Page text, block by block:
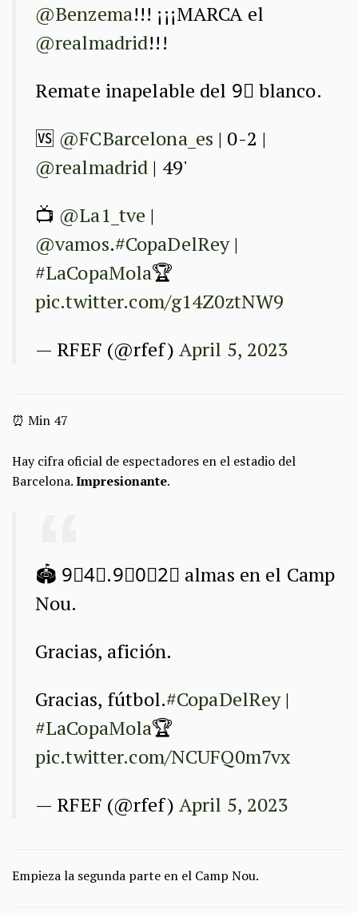
@Benzema!!! ¡¡¡MARCA el
@realmadrid!!!
Remate inapelable del 9⃣ blanco.
🆚 @FCBarcelona_es | 0-2 |
@realmadrid | 49'
📺 @La1_tve |
@vamos.#CopaDelRey|
#LaCopaMola🏆
pic.twitter.com/g14Z0ztNW9
— RFEF (@rfef) April 5, 2023
⏰ Min 47
Hay cifra oficial de espectadores en el estadio del
Barcelona.Impresionante.
🏟️ 9⃣4⃣.9⃣0⃣2⃣ almas en el Camp
Nou.
Gracias, afición.
Gracias, fútbol.#CopaDelRey|
#LaCopaMola🏆
pic.twitter.com/NCUFQ0m7vx
— RFEF (@rfef) April 5, 2023
Empieza la segunda parte en el Camp Nou.